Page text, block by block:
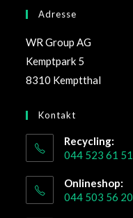
Adresse
WR Group AG
Kemptpark 5
8310 Kemptthal
Kontakt
Recycling:
044 523 61 51
Onlineshop:
044 503 56 20